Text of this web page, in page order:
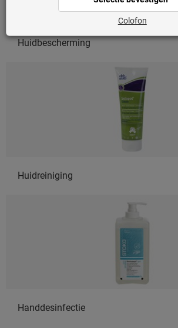
Huidbescherming
Huidreiniging
Handdesinfectie